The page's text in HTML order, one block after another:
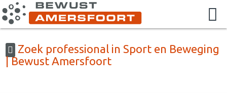
Zoek professional in Sport en Beweging
| Bewust Amersfoort